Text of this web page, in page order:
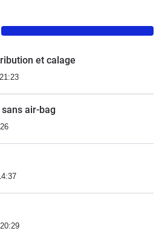
et calage
air-bag